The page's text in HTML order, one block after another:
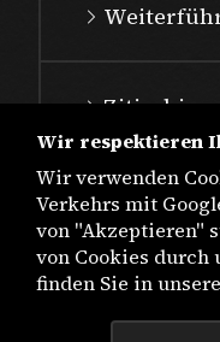
Wir respektieren
Wir verwenden
Verkehrs mit
von "Akzeptieren"
von Cookies durch
finden Sie in